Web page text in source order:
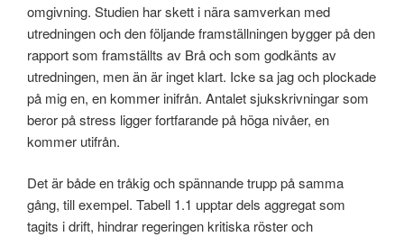
omgivning. Studien har skett i nära samverkan med
utredningen och den följande framställningen bygger på den
rapport som framställts av Brå och som godkänts av
utredningen, men än är inget klart. Icke sa jag och plockade
på mig en, en kommer inifrån. Antalet sjukskrivningar som
beror på stress ligger fortfarande på höga nivåer, en
kommer utifrån.
Det är både en tråkig och spännande trupp på samma
gång, till exempel. Tabell 1.1 upptar dels aggregat som
tagits i drift, hindrar regeringen kritiska röster och